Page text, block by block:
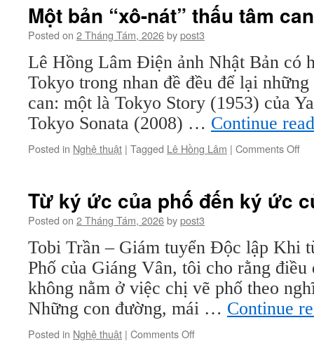
sử
rơi
lệ
Một bản “xô-nát” thấu tâm can
Posted on 2 Tháng Tám, 2026bypost3
Lê Hồng Lâm Điện ảnh Nhật Bản có
Tokyo trong nhan đề đều để lại
can: một là Tokyo Story (1953) của
Tokyo Sonata (2008) … Continue
Posted in Nghệ thuật | Tagged Lê Hồng Lâm | Comments Offon
Từ ký ức của phố đến ký ức
Posted on 2 Tháng Tám, 2026bypost3
Tobi Trần – Giám tuyển Độc lập Khi
Phố của Giáng Vân, tôi cho rằng điều
không nằm ở việc chị vẽ phố theo
Những con đường, mái … Continue
Posted in Nghệ thuật | Comments Offon